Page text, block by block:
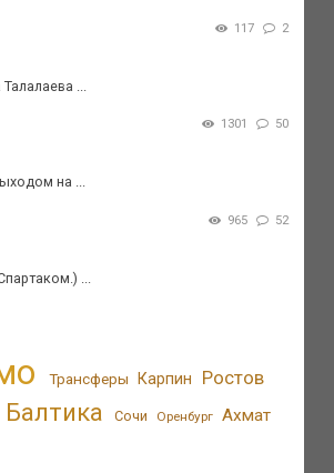
117 2
...
1301 50
на ...
965 52
...
Трансферы Карпин Ростов
Балтика Сочи Оренбург Ахмат